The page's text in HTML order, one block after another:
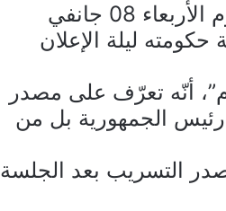
قال رئيس الحكومة المكلّف الحبيب الجملي، اليوم الأربعاء 08 جانفي
ليلة الإعلان
أنّه تعرّف على مصدر
رئيس الجمهورية بل من
التسريب بعد الجلسة